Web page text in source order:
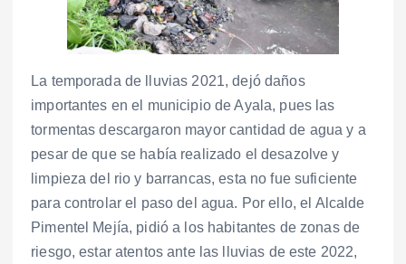
La temporada de lluvias 2021, dejó daños
importantes en el municipio de Ayala, pues las
tormentas descargaron mayor cantidad de agua y a
pesar de que se había realizado el desazolve y
limpieza del rio y barrancas, esta no fue suficiente
para controlar el paso del agua. Por ello, el Alcalde
Pimentel Mejía, pidió a los habitantes de zonas de
riesgo, estar atentos ante las lluvias de este 2022,